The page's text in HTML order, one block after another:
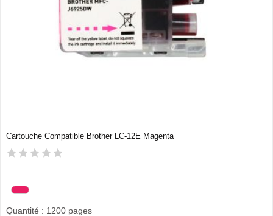
Cartouche Compatible Brother LC-12E Magenta
Quantité : 1200 pages